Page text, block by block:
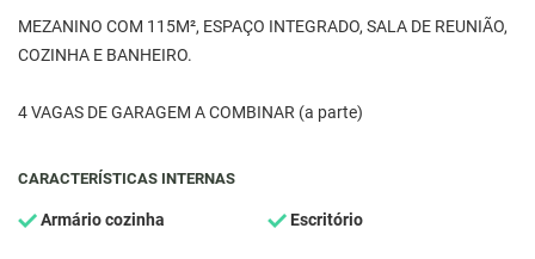
MEZANINO COM 115M², ESPAÇO INTEGRADO, SALA DE REUNIÃO,
COZINHA E BANHEIRO.
4 VAGAS DE GARAGEM A COMBINAR (a parte)
CARACTERÍSTICAS INTERNAS
Armário cozinha Escritório